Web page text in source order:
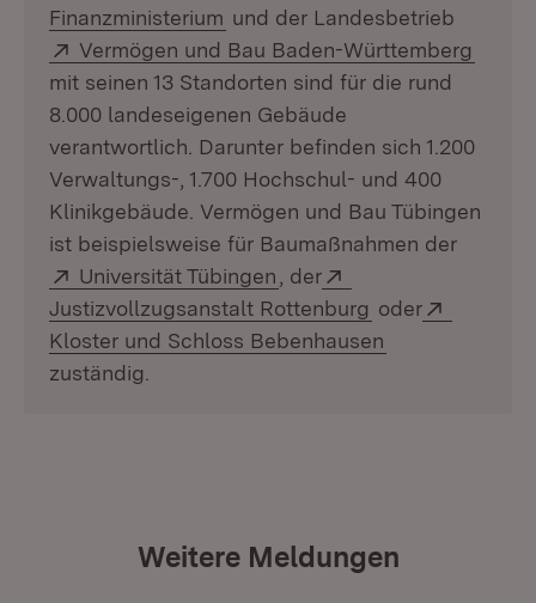
Finanzministerium (Öffnet in neuem Fenster)
und der Landesbetrieb
Extern:
Vermögen und Bau Baden-Württemberg
mit seinen 13 Standorten sind für die rund
8.000 landeseigenen Gebäude
verantwortlich. Darunter befinden sich 1.200
Verwaltungs-, 1.700 Hochschul- und 400
Klinikgebäude. Vermögen und Bau Tübingen
ist beispielsweise für Baumaßnahmen der
Extern:
Universität Tübingen (Öffnet in neuem Fenster)
, der
Justizvollzugsanstalt Rottenburg (Öffnet in
oder
Kloster und Schloss Bebenhausen
zuständig.
Weitere Meldungen